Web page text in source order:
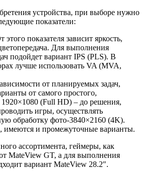
устройства, при выборе нужно
показатели:
показателя зависит яркость,
Для выполнения
подойдет вариант IPS (PLS). В
лучше использовать VA (MVA,
от планируемых задач,
от самого простого,
1920×1080 (Full HD) – до решения,
игры, осуществлять
обработку фото-3840×2160 (4K).
имеются и промежуточные варианты.
ассортимента, геймеры, как
MateView GT, а для выполнения
вариант MateView 28.2″.